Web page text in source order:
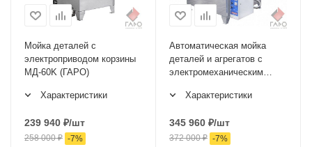
Мойка деталей с
электроприводом корзины
МД-60K (ГАРО)
Характеристики
239 940 ₽/шт
258 000₽ -7%
Автоматическая мойка
деталей и агрегатов с
электромеханическим
МД-90ЕХарактеристики
345 960 ₽/шт
372 000₽ -7%